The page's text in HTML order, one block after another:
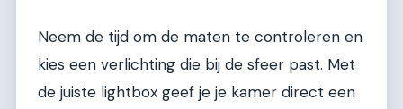
Neem de tijd om de maten te controleren en
kies een verlichting die bij de sfeer past. Met
de juiste lightbox geef je je kamer direct een